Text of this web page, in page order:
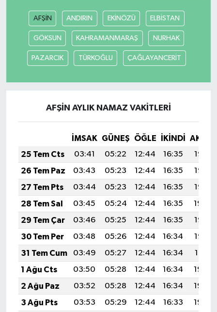
AFŞİN ANDIRIN EKİNÖZÜ ELBİSTAN
GÖKSUN KAHRAMANMARAŞ NURHAK
PAZARCIK TÜRKOĞLU ÇAĞLAYANCERİT
AFŞİN AYLIK NAMAZ VAKITLERI
İMSAK GÜNEŞ ÖĞLE İKINDI
25 Tem Cts
03:41 05:22 12:44 16:35
19:56
26 Tem Paz
03:43 05:23 12:44 16:35
19:55
27 Tem Pts
03:44 05:23 12:44 16:35
19:55
28 Tem Sal
03:45 05:24 12:44 16:35
19:54
29 Tem Çar
03:46 05:25 12:44 16:35
19:53
30 Tem Per
03:48 05:26 12:44 16:34
19:52
31 Tem Cum
03:49 05:27 12:44 16:34
19:51
1 Ağu Cts
03:50 05:28 12:44 16:34
19:50
2 Ağu Paz
03:52 05:28 12:44 16:34
19:49
3 Ağu Pts
03:53 05:29 12:44 16:33
19:48
SEÇİM 2011
ÜÇÜNCÜ SAYFA
SİVİL TOPLUM
KİM KİMDİR
ÇEK GÖNDER
KİTAP
HEDEF2020
OTOMOBİL
MİZAH